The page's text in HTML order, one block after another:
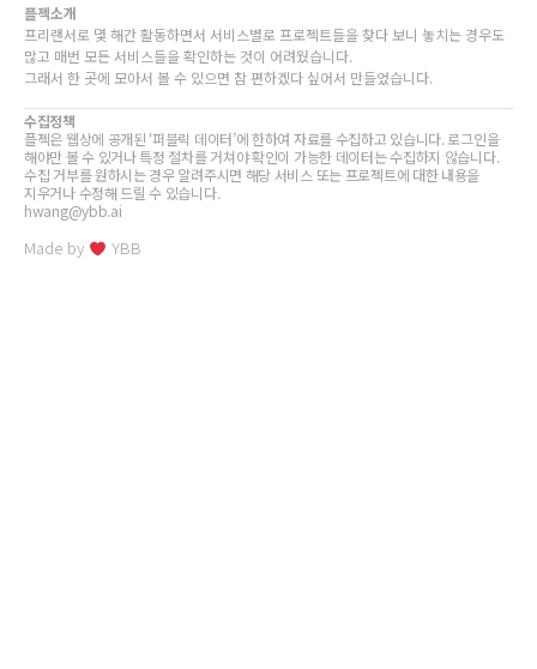
플젝소개
프리랜서로 몇 해간 활동하면서 서비스별로 프로젝트들을 찾다 보니 놓치는 경우도
많고 매번 모든 서비스들을 확인하는 것이 어려웠습니다.
그래서 한 곳에 모아서 볼 수 있으면 참 편하겠다 싶어서 만들었습니다.
수집정책
플젝은 웹상에 공개된 ‘퍼블릭 데이터’에 한하여 자료를 수집하고 있습니다. 로그인을
해야만 볼 수 있거나 특정 절차를 거쳐야 확인이 가능한 데이터는 수집하지 않습니다.
수집 거부를 원하시는 경우 알려주시면 해당 서비스 또는 프로젝트에 대한 내용을
지우거나 수정해 드릴 수 있습니다.
hwang@ybb.ai
Made by YBB